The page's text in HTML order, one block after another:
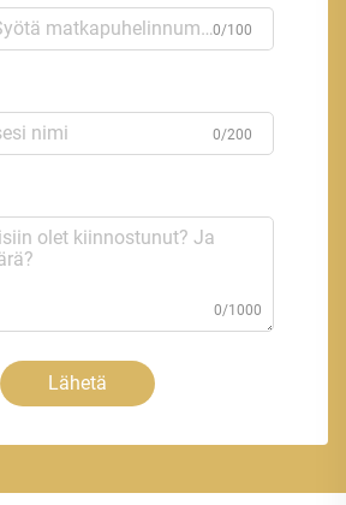
0/100
0/200
0/1000
Lähetä